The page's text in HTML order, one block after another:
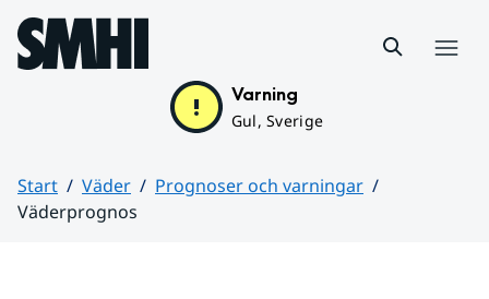
Hoppa till sidans innehåll
Varning
Gul, Sverige
Start Väder
Prognoser och varningar
Väderprognos